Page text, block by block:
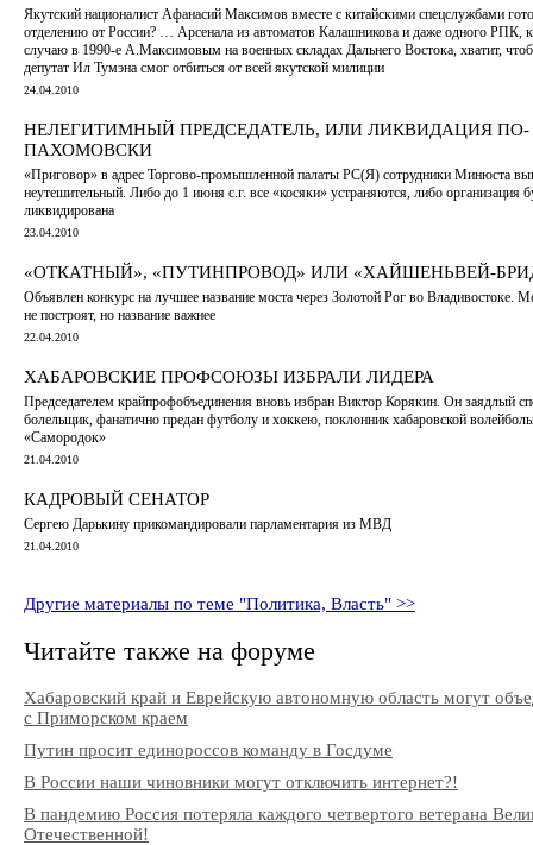
Якутский националист Афанасий Максимов вместе с китайскими спецслужбами
отделению от России? … Арсенала из автоматов Калашникова и даже одного РПК,
случаю в 1990-е А.Максимовым на военных складах Дальнего Востока, хватит,
депутат Ил Тумэна смог отбиться от всей якутской милиции
24.04.2010
НЕЛЕГИТИМНЫЙ ПРЕДСЕДАТЕЛЬ, ИЛИ ЛИКВИДАЦИЯ ПО-
ПАХОМОВСКИ
«Приговор» в адрес Торгово-промышленной палаты РС(Я) сотрудники Минюста
неутешительный. Либо до 1 июня с.г. все «косяки» устраняются, либо организация
ликвидирована
23.04.2010
«ОТКАТНЫЙ», «ПУТИНПРОВОД» ИЛИ «ХАЙШЕНЬВЕЙ-
Объявлен конкурс на лучшее название моста через Золотой Рог во Владивостоке.
не построят, но название важнее
22.04.2010
ХАБАРОВСКИЕ ПРОФСОЮЗЫ ИЗБРАЛИ ЛИДЕРА
Председателем крайпрофобъединения вновь избран Виктор Корякин. Он заядлый
болельщик, фанатично предан футболу и хоккею, поклонник хабаровской
«Самородок»
21.04.2010
КАДРОВЫЙ СЕНАТОР
Сергею Дарькину прикомандировали парламентария из МВД
21.04.2010
Другие материалы по теме "Политика, Власть" >>
Читайте также на форуме
Хабаровский край и Еврейскую автономную область могут
с Приморском краем
Путин просит единороссов команду в Госдуме
В России наши чиновники могут отключить интернет?!
В пандемию Россия потеряла каждого четвертого ветерана
Отечественной!